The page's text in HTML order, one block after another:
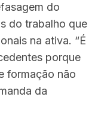
do
do trabalho que
na ativa. “É
porque
formação não
da